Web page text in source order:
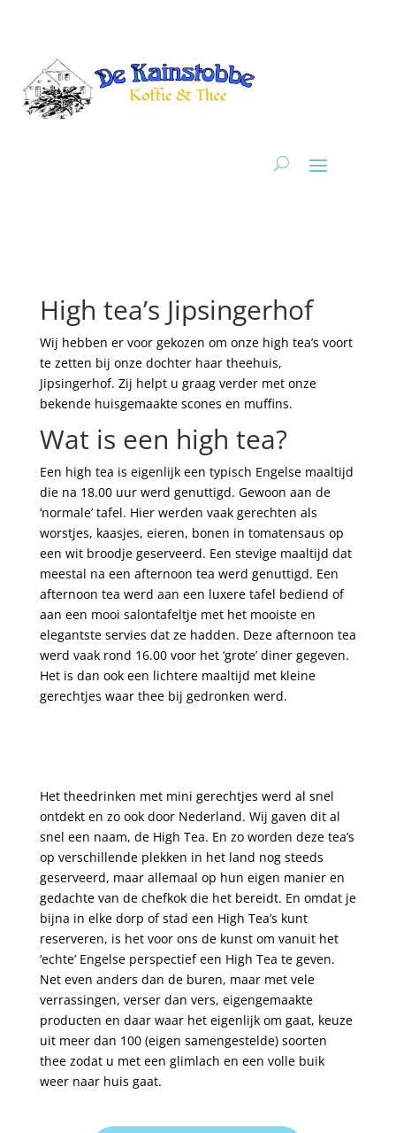
High tea’s Jipsingerhof
Wij hebben er voor gekozen om onze high tea’s voort
te zetten bij onze dochter haar theehuis,
Jipsingerhof. Zij helpt u graag verder met onze
bekende huisgemaakte scones en muffins.
Wat is een high tea?
Een high tea is eigenlijk een typisch Engelse maaltijd
die na 18.00 uur werd genuttigd. Gewoon aan de
‘normale’ tafel. Hier werden vaak gerechten als
worstjes, kaasjes, eieren, bonen in tomatensaus op
een wit broodje geserveerd. Een stevige maaltijd dat
meestal na een afternoon tea werd genuttigd. Een
afternoon tea werd aan een luxere tafel bediend of
aan een mooi salontafeltje met het mooiste en
elegantste servies dat ze hadden. Deze afternoon tea
werd vaak rond 16.00 voor het ‘grote’ diner gegeven.
Het is dan ook een lichtere maaltijd met kleine
gerechtjes waar thee bij gedronken werd.
Het theedrinken met mini gerechtjes werd al snel
ontdekt en zo ook door Nederland. Wij gaven dit al
snel een naam, de High Tea. En zo worden deze tea’s
op verschillende plekken in het land nog steeds
geserveerd, maar allemaal op hun eigen manier en
gedachte van de chefkok die het bereidt. En omdat je
bijna in elke dorp of stad een High Tea’s kunt
reserveren, is het voor ons de kunst om vanuit het
‘echte’ Engelse perspectief een High Tea te geven.
Net even anders dan de buren, maar met vele
verrassingen, verser dan vers, eigengemaakte
producten en daar waar het eigenlijk om gaat, keuze
uit meer dan 100 (eigen samengestelde) soorten
thee zodat u met een glimlach en een volle buik
weer naar huis gaat.